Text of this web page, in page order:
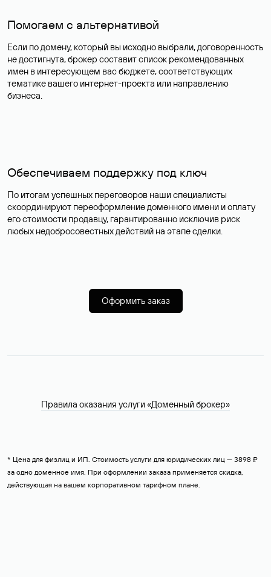
Помогаем с альтернативой
Если по домену, который вы исходно выбрали, договоренность
не достигнута, брокер составит список рекомендованных
имен в интересующем вас бюджете, соответствующих
тематике вашего интернет-проекта или направлению
бизнеса.
Обеспечиваем поддержку под ключ
По итогам успешных переговоров наши специалисты
скоординируют переоформление доменного имени и оплату
его стоимости продавцу, гарантированно исключив риск
любых недобросовестных действий на этапе сделки.
Оформить заказ
Правила оказания услуги «Доменный брокер»
* Цена для физлиц и ИП. Стоимость услуги для юридических лиц — 3898 ₽
за одно доменное имя. При оформлении заказа применяется скидка,
действующая на вашем корпоративном тарифном плане.